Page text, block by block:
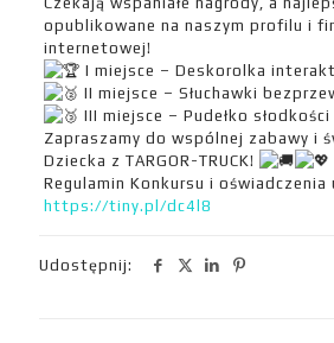
opublikowane na naszym profilu i
internetowej!
I miejsce – Deskorolka
II miejsce – Słuchawki
III miejsce – Pudełko słodkości
Zapraszamy do wspólnej zabawy i
Dziecka z TARGOR-TRUCK!
Regulamin Konkursu i
https://tiny.pl/dc4l8
Udostępnij: